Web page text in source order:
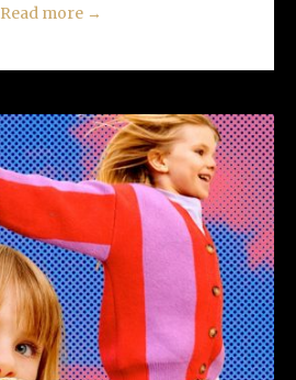
Read more →
READ MORE